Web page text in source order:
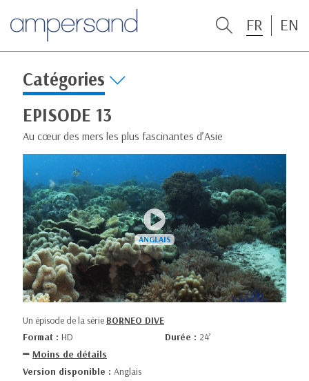
FR EN
Catégories
EPISODE 13
Au cœur des mers les plus fascinantes d’Asie
Un épisode de la série BORNEO DIVE
Format : HD Durée : 24’
Moins de détails
Version disponible : Anglais